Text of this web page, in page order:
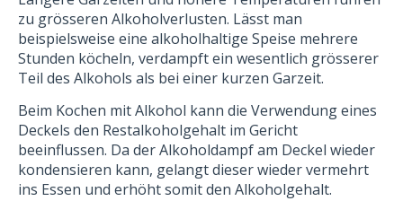
zu grösseren Alkoholverlusten. Lässt man
beispielsweise eine alkoholhaltige Speise mehrere
Stunden köcheln, verdampft ein wesentlich grösserer
Teil des Alkohols als bei einer kurzen Garzeit.
Beim Kochen mit Alkohol kann die Verwendung eines
Deckels den Restalkoholgehalt im Gericht
beeinflussen. Da der Alkoholdampf am Deckel wieder
kondensieren kann, gelangt dieser wieder vermehrt
ins Essen und erhöht somit den Alkoholgehalt.